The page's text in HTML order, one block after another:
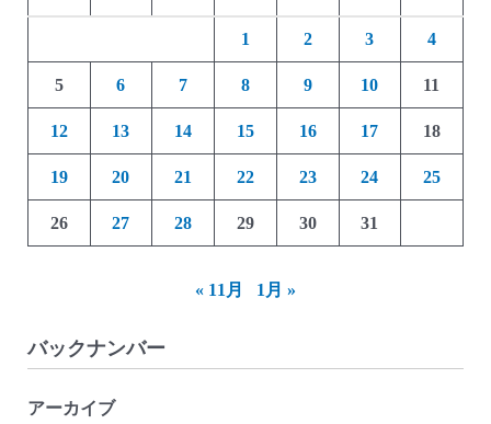
1 2 3 4
5 6 7 8 9 10 11
12 13 14 15 16 17 18
19 20 21 22 23 24 25
26 27 28 29 30 31
« 11月 1月 »
バックナンバー
アーカイブ